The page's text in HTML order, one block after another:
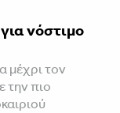
νόστιμο
μέχρι τον
την πιο